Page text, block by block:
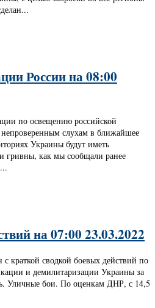
России на 08:00
по освещению российской
слухам в ближайшее
Украины будут иметь
гривны, как мы сообщали ранее
на 07:00 23.03.2022
краткой сводкой боевых действий по
и демилитаризации Украины за
Уличные бои. По оценкам ДНР, с 14,5